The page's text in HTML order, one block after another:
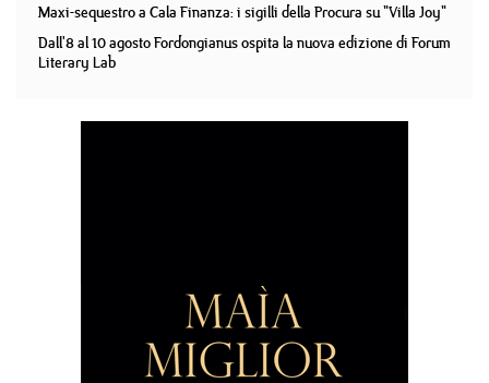
Maxi-sequestro a Cala Finanza: i sigilli della Procura su "Villa Joy"
Dall'8 al 10 agosto Fordongianus ospita la nuova edizione di Forum
Literary Lab